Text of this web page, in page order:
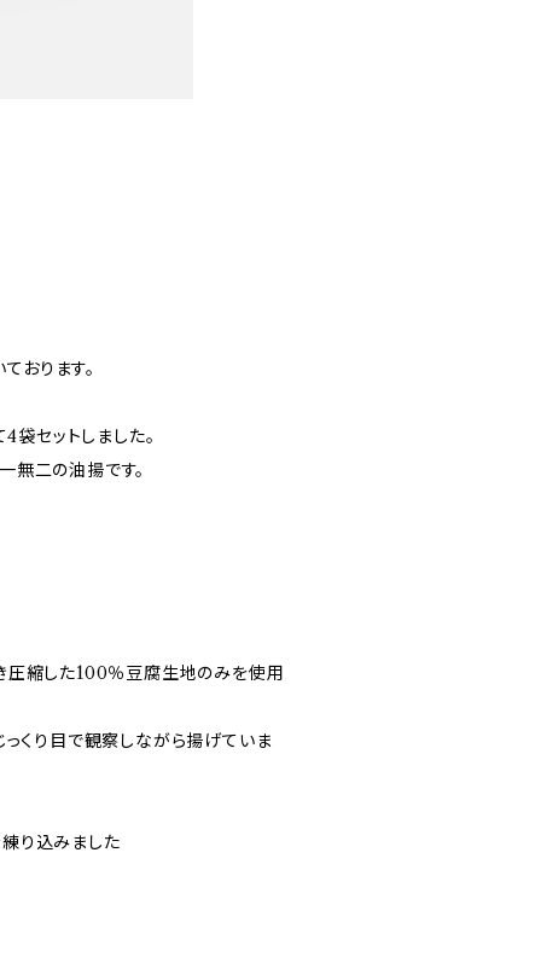
おります。
セットしました。
無二の油揚です。
圧縮した100％豆腐生地のみを使用
くり目で観察しながら揚げていま
り込みました